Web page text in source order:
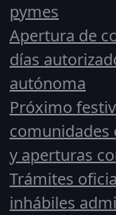
pymes
Apertura de
días
autónoma
Próximo
comunidades
y aperturas
Trámites
inhábiles